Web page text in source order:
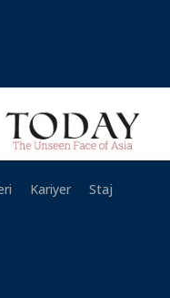
Kariyer
Staj